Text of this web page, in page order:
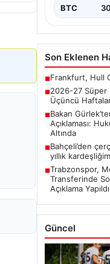
BTC
Son Eklenen
■Frankfurt, Hull
■2026-27 Süper
Üçüncü
■Bakan
Açıklaması:
Altında
■Bahçeli’den
yıllık
■Trabzonspor,
Transferinde
Açıklama Yapıldı
Güncel